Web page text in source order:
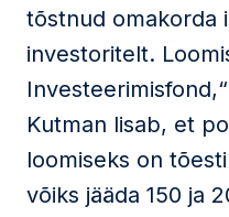
tõstnud omakorda
investoritelt.
Kutman lisab, et
loomiseks on
võiks jääda 150 ja